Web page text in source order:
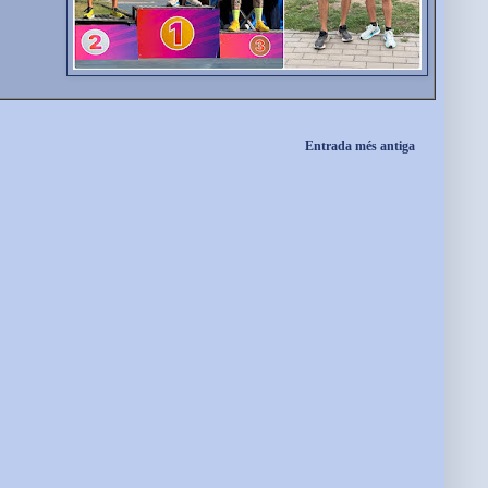
Entrada més antiga